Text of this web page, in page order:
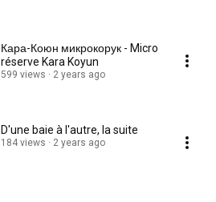
Кара-Коюн микрокорук - Micro
réserve Kara Koyun
599 views 2 years ago
D'une baie à l'autre, la suite
184 views 2 years ago